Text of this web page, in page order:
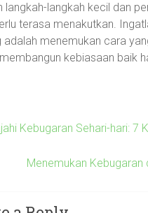
langkah-langkah kecil dan
terasa menakutkan.
adalah menemukan cara
kebiasaan baik
Kebugaran Sehari-hari: 7
Menemukan Kebugaran